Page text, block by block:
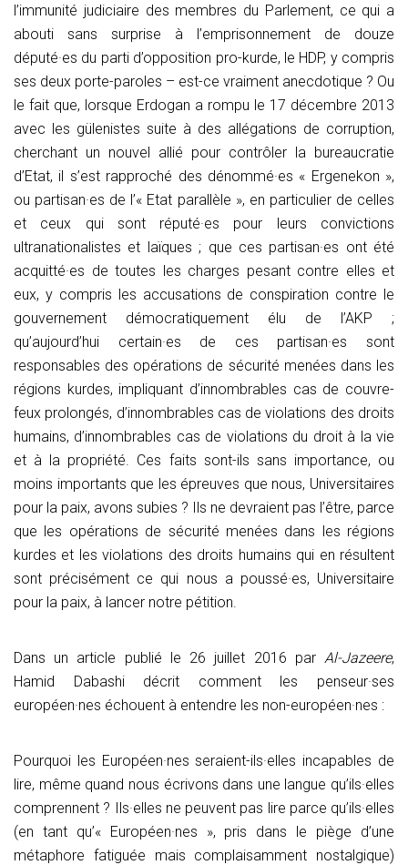
l’immunité judiciaire des membres du Parlement, ce qui a
abouti sans surprise à l’emprisonnement de douze
député·es du parti d’opposition pro-kurde, le HDP, y compris
ses deux porte-paroles – est-ce vraiment anecdotique ? Ou
le fait que, lorsque Erdogan a rompu le 17 décembre 2013
avec les gülenistes suite à des allégations de corruption,
cherchant un nouvel allié pour contrôler la bureaucratie
d’Etat, il s’est rapproché des dénommé·es « Ergenekon »,
ou partisan·es de l’« Etat parallèle », en particulier de celles
et ceux qui sont réputé·es pour leurs convictions
ultranationalistes et laïques ; que ces partisan·es ont été
acquitté·es de toutes les charges pesant contre elles et
eux, y compris les accusations de conspiration contre le
gouvernement démocratiquement élu de l’AKP ;
qu’aujourd’hui certain·es de ces partisan·es sont
responsables des opérations de sécurité menées dans les
régions kurdes, impliquant d’innombrables cas de couvre-
feux prolongés, d’innombrables cas de violations des droits
humains, d’innombrables cas de violations du droit à la vie
et à la propriété. Ces faits sont-ils sans importance, ou
moins importants que les épreuves que nous, Universitaires
pour la paix, avons subies ? Ils ne devraient pas l’être, parce
que les opérations de sécurité menées dans les régions
kurdes et les violations des droits humains qui en résultent
sont précisément ce qui nous a poussé·es, Universitaire
pour la paix, à lancer notre pétition.
Dans un article publié le 26 juillet 2016 par Al-Jazeere,
Hamid Dabashi décrit comment les penseur·ses
européen·nes échouent à entendre les non-européen·nes :
Pourquoi les Européen·nes seraient-ils·elles incapables de
lire, même quand nous écrivons dans une langue qu’ils·elles
comprennent ? Ils·elles ne peuvent pas lire parce qu’ils·elles
(en tant qu’« Européen·nes », pris dans le piège d’une
métaphore fatiguée mais complaisamment nostalgique)